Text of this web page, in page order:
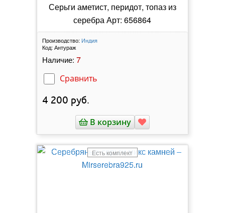
Серьги аметист, перидот, топаз из
серебра Арт: 656864
Производство: Индия
Код: Антураж
Наличие: 7
Сравнить
4 200 руб.
В корзину
Есть комплект